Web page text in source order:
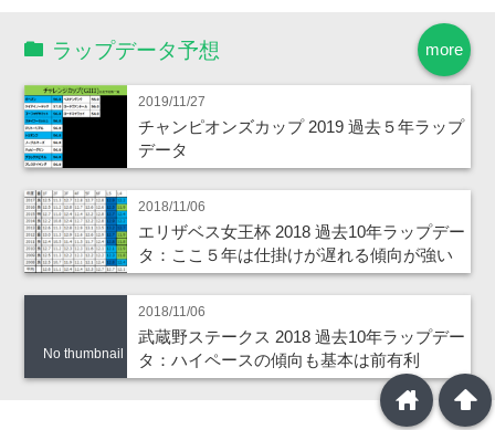
more
ラップデータ予想
2019/11/27
チャンピオンズカップ 2019 過去５年ラップ
データ
2018/11/06
エリザベス女王杯 2018 過去10年ラップデー
タ：ここ５年は仕掛けが遅れる傾向が強い
No thumbnail
2018/11/06
武蔵野ステークス 2018 過去10年ラップデー
タ：ハイペースの傾向も基本は前有利
arrowup
home